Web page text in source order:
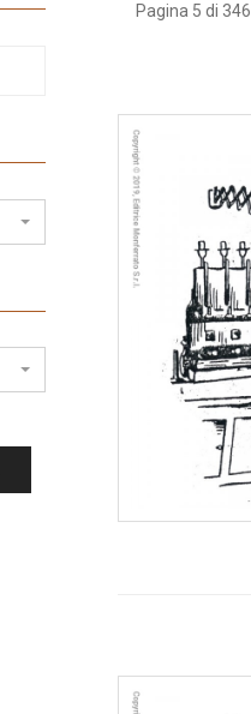
Pagina 5 di 346